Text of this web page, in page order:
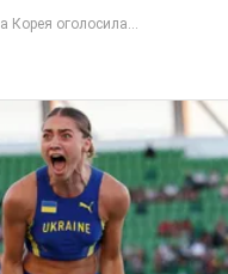
Корея оголосила...